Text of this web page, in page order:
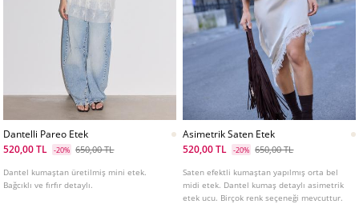
Dantelli Pareo Etek
520,00 TL
-20% 650,00 TL
Dantel kumaştan üretilmiş mini etek.
Bağcıklı ve fırfır detaylı.
Asimetrik Saten Etek
520,00 TL
-20% 650,00 TL
Saten efektli kumaştan yapılmış orta bel
midi etek. Dantel kumaş detaylı asimetrik
etek ucu. Birçok renk seçeneği mevcuttur.